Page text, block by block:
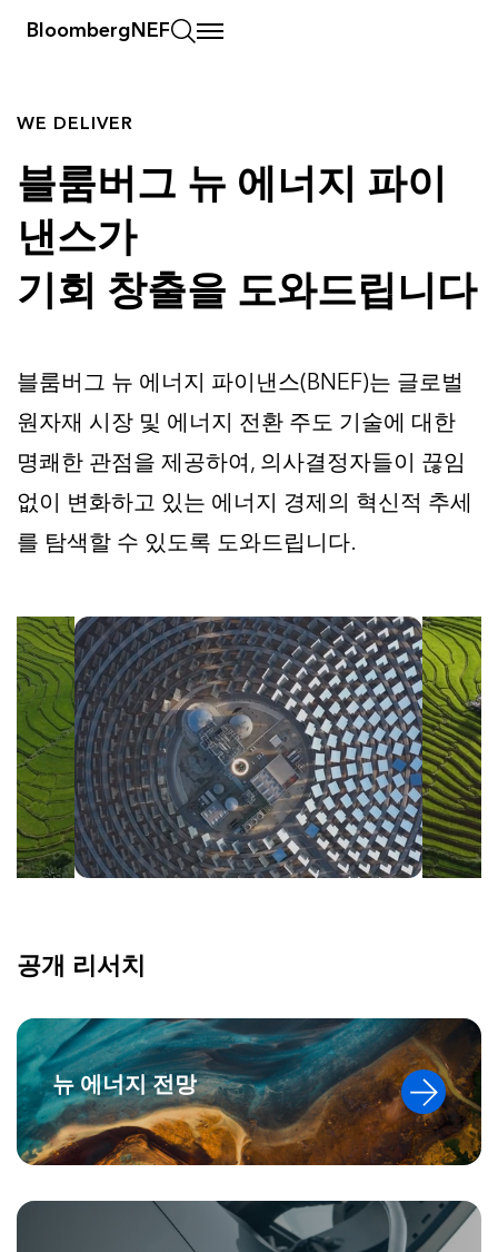
BloombergNEF
WE DELIVER
블룸버그 뉴 에너지 파이
낸스가
기회 창출을 도와드립니다
블룸버그 뉴 에너지 파이낸스(BNEF)는 글로벌
원자재 시장 및 에너지 전환 주도 기술에 대한
명쾌한 관점을 제공하여, 의사결정자들이 끊임
없이 변화하고 있는 에너지 경제의 혁신적 추세
를 탐색할 수 있도록 도와드립니다.
공개 리서치
뉴 에너지 전망